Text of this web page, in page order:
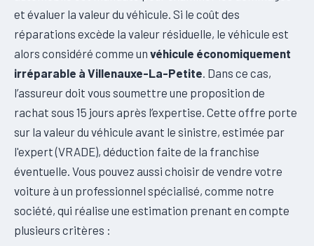
et évaluer la valeur du véhicule. Si le coût des
réparations excède la valeur résiduelle, le véhicule est
alors considéré comme un véhicule économiquement
irréparable à Villenauxe-La-Petite . Dans ce cas,
l’assureur doit vous soumettre une proposition de
rachat sous 15 jours après l’expertise. Cette offre porte
sur la valeur du véhicule avant le sinistre, estimée par
l'expert (VRADE), déduction faite de la franchise
éventuelle. Vous pouvez aussi choisir de vendre votre
voiture à un professionnel spécialisé, comme notre
société, qui réalise une estimation prenant en compte
plusieurs critères :